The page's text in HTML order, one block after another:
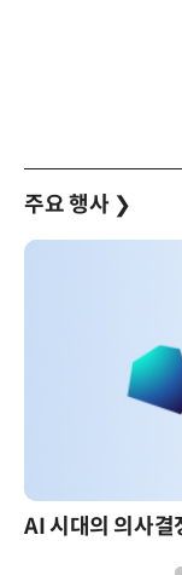
주요 행사 ❯